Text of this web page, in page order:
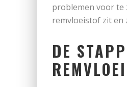
problemen voor te
remvloeistof zit en
DE